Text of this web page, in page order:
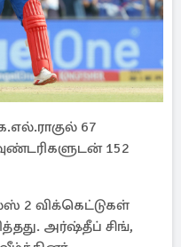
67
152
2 விக்கெட்டுகள்
அர்ஷ்தீப் சிங்,